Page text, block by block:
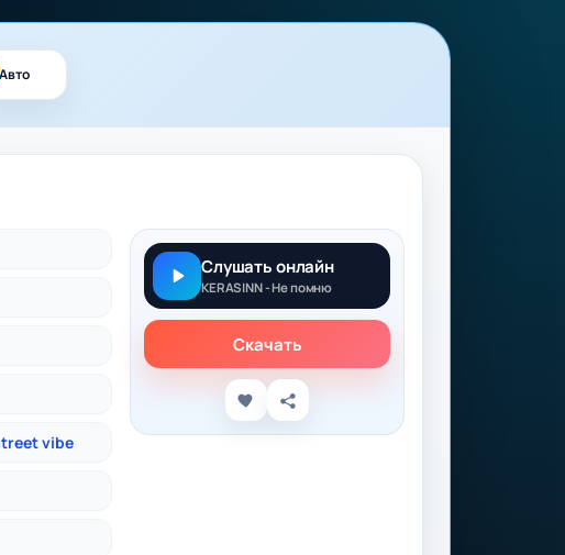
Авто
vibe
Слушать онлайн
KERASINN - Не помню
Скачать